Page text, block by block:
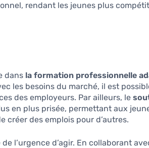
rendant les jeunes plus
dans la formation professionnelle
les besoins du marché, il est
des employeurs. Par ailleurs, le
en plus prisée, permettant aux
créer des emplois pour d’autres.
l’urgence d’agir. En collaborant